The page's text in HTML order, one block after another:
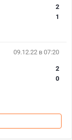
2
1
09.12.22 в 07:20
2
0